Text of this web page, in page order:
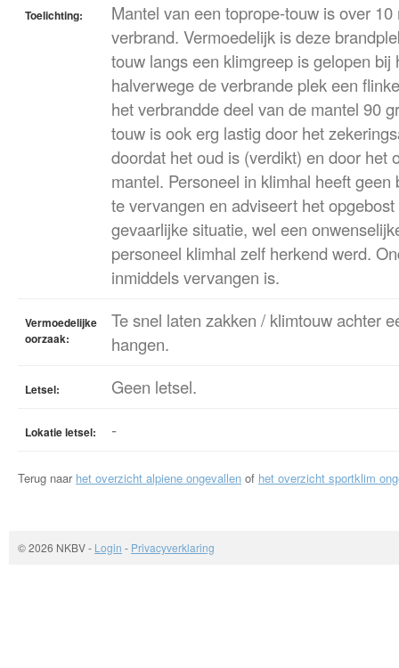
Toelichting:
Mantel van een toprope-touw is over
verbrand. Vermoedelijk is deze
touw langs een klimgreep is gelopen bij
halverwege de verbrande plek een
het verbrandde deel van de mantel 90
touw is ook erg lastig door het
doordat het oud is (verdikt) en door het
mantel. Personeel in klimhal heeft
te vervangen en adviseert het
gevaarlijke situatie, wel een
personeel klimhal zelf herkend werd.
inmiddels vervangen is.
Vermoedelijke
oorzaak:
Te snel laten zakken / klimtouw achter
hangen.
Letsel: Geen letsel.
Lokatie letsel: -
Terug naar het overzicht alpiene ongevallen of het overzicht sportklim
© 2026 NKBV- Login - Privacyverklaring